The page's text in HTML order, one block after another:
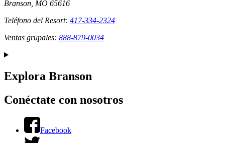
Branson, MO 65616
Teléfono del Resort: 417-334-2324
Ventas grupales: 888-879-0034
Explora Branson
Conéctate con nosotros
Facebook